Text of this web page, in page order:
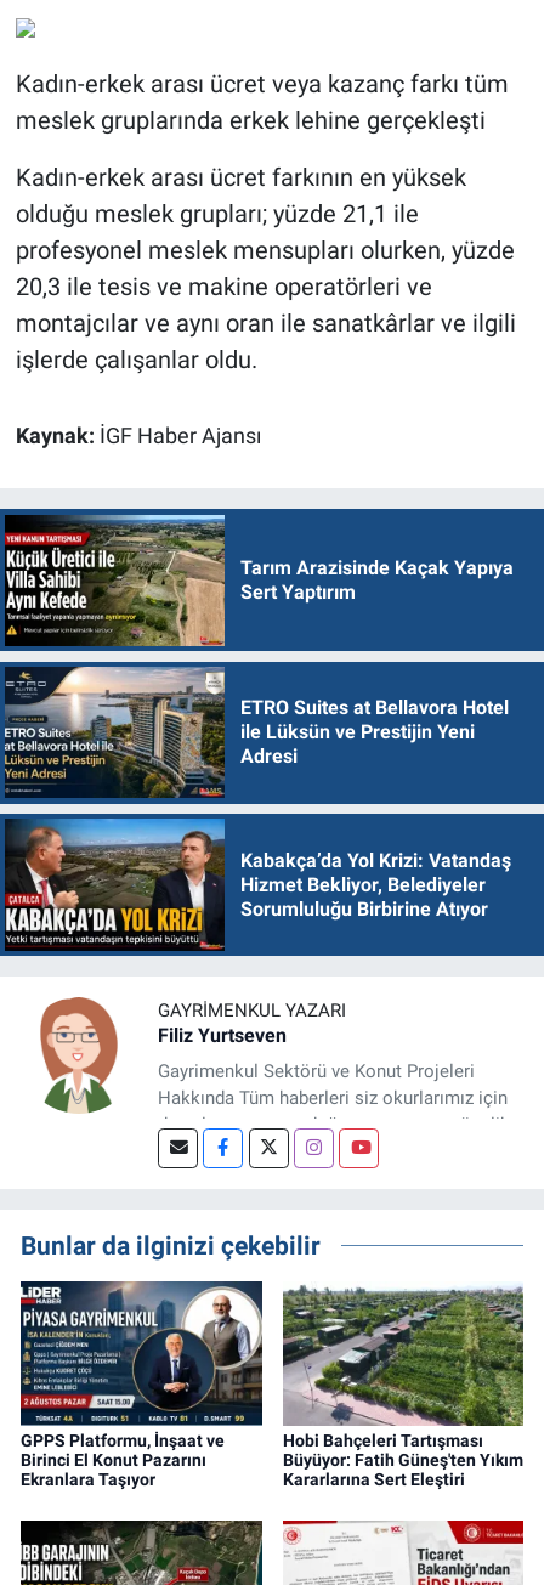
Kadın-erkek arası ücret veya kazanç farkı tüm
meslek gruplarında erkek lehine gerçekleşti
Kadın-erkek arası ücret farkının en yüksek
olduğu meslek grupları; yüzde 21,1 ile
profesyonel meslek mensupları olurken, yüzde
20,3 ile tesis ve makine operatörleri ve
montajcılar ve aynı oran ile sanatkârlar ve ilgili
işlerde çalışanlar oldu.
Kaynak: İGF Haber Ajansı
Tarım Arazisinde Kaçak Yapıya
Sert Yaptırım
ETRO Suites at Bellavora Hotel
ile Lüksün ve Prestijin Yeni
Adresi
Kabakça’da Yol Krizi: Vatandaş
Hizmet Bekliyor, Belediyeler
Sorumluluğu Birbirine Atıyor
GAYRIMENKUL YAZARI
Filiz Yurtseven
Gayrimenkul Sektörü ve Konut Projeleri
Hakkında Tüm haberleri siz okurlarımız için
detaylıca araştırıp doğru ve yatırıma yönelik
bilgileri sizlerle paylaşan bir haber
Bunlar da ilginizi çekebilir
GPPS Platformu, İnşaat ve
Birinci El Konut Pazarını
Ekranlara Taşıyor
Hobi Bahçeleri Tartışması
Büyüyor: Fatih Güneş'ten Yıkım
Kararlarına Sert Eleştiri